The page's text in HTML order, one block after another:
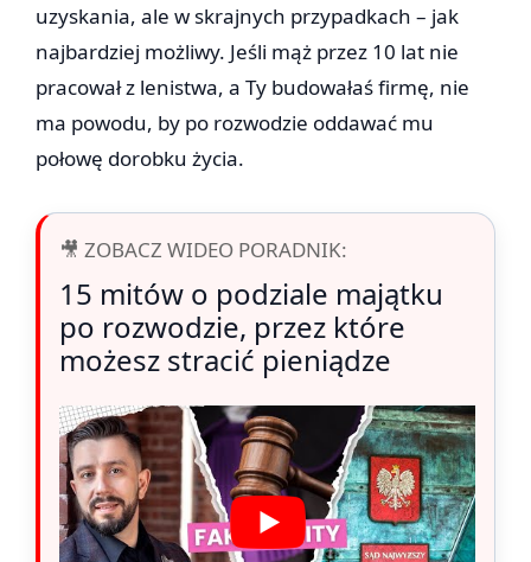
uzyskania, ale w skrajnych przypadkach – jak
najbardziej możliwy. Jeśli mąż przez 10 lat nie
pracował z lenistwa, a Ty budowałaś firmę, nie
ma powodu, by po rozwodzie oddawać mu
połowę dorobku życia.
🎥 ZOBACZ WIDEO PORADNIK:
15 mitów o podziale majątku
po rozwodzie, przez które
możesz stracić pieniądze